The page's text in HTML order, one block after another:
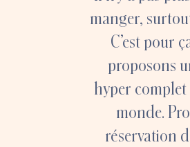
manger,
C’est pour
proposons
hyper
monde.
réservation